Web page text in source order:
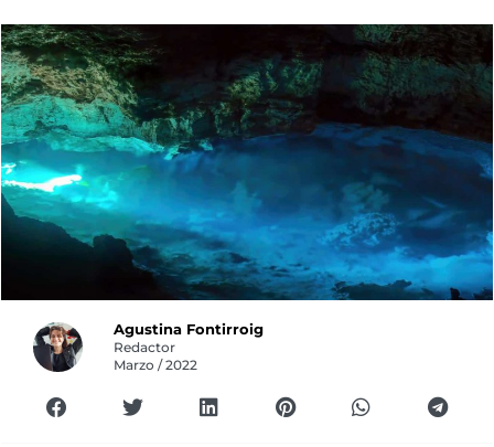
Agustina Fontirroig
Redactor
Marzo / 2022